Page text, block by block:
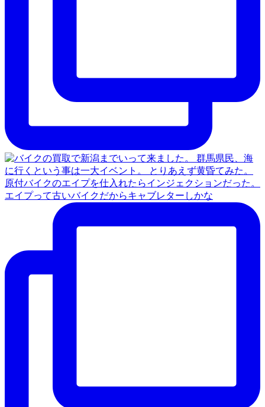
原付バイクのエイプを仕入れたらインジェクションだった。
エイプって古いバイクだからキャブレターしかな